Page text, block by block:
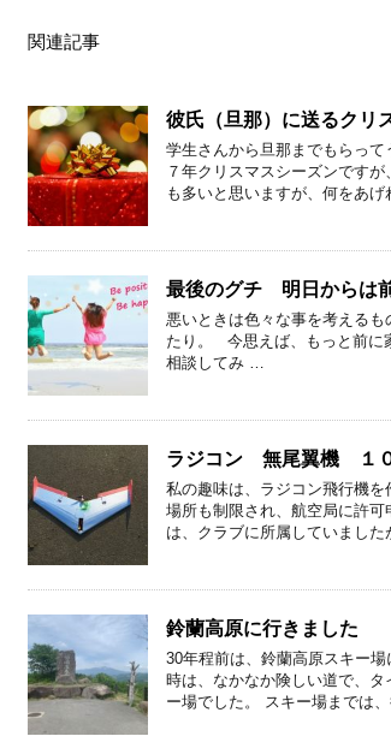
関連記事
彼氏（旦那）に送るクリ
学生さんから旦那までもらっ
７年クリスマスシーズンです
も多いと思いますが、何をあ
最後のグチ 明日からは
悪いときは色々な事を考える
たり。 今思えば、もっと前に
相談してみ …
ラジコン 無尾翼機 １
私の趣味は、ラジコン飛行機
場所も制限され、航空局に許
は、クラブに所属していまし
鈴蘭高原に行きました
30年程前は、鈴蘭高原スキー
時は、なかなか険しい道で、
ー場でした。 スキー場までは